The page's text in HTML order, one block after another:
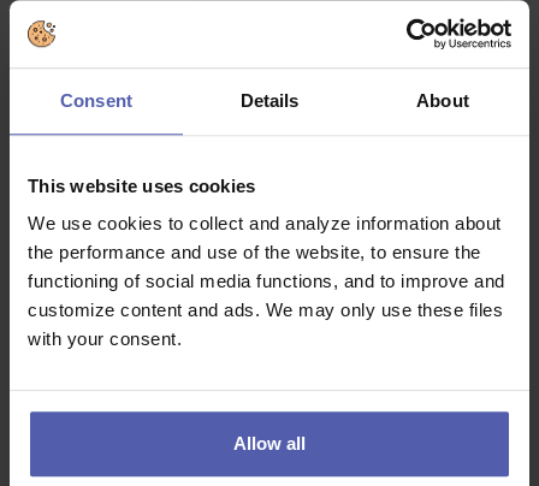
Consent Details About
This website uses cookies
We use cookies to collect and analyze information about
the performance and use of the website, to ensure the
functioning of social media functions, and to improve and
customize content and ads. We may only use these files
with your consent.
Allow all
Týmového ducha. Každá lékárna funguje jako jedinečná
parta lidí.
Zájem o pacienta a jeho zdraví a ochotu poskytovat
kvalitní odborné poradenství.
Na předchozí praxi nezáleží. Máme vyvážený tým
složený nejen z absolventů, ale i zkušených
farmaceutů. Vzájemně si pomáháme a své zkušenosti
sdílíme.
Co dostanete na oplátku:
10 000 Kč/rok ve slevách na nákup v lékárnách BENU a
veškeré služby Center prevence s poradenstvím
3 000 Kč/rok příspěvek do Cafeterie